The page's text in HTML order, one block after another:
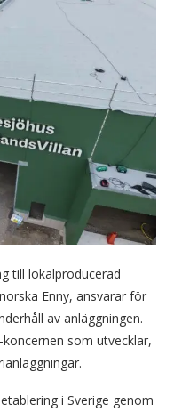
till lokalproducerad
Enny, ansvarar för
av anläggningen.
som utvecklar,
i Sverige genom